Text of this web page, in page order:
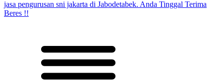
jasa pengurusan sni jakarta di Jabodetabek. Anda Tinggal Terima
Beres !!